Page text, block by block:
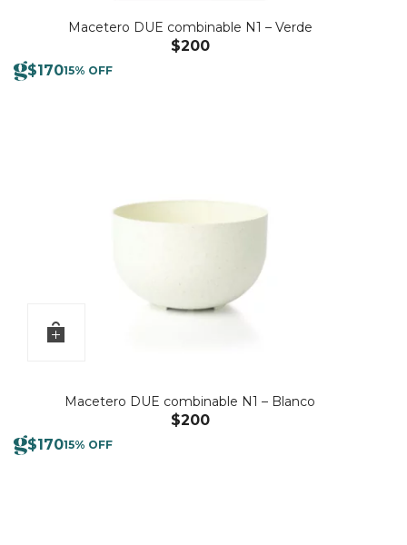
Macetero DUE combinable N1 – Verde
$200
$17015% OFF
Macetero DUE combinable N1 – Blanco
$200
$17015% OFF